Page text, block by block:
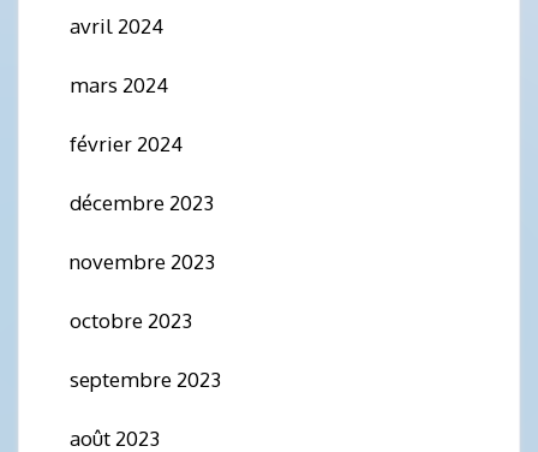
avril 2024
mars 2024
février 2024
décembre 2023
novembre 2023
octobre 2023
septembre 2023
août 2023